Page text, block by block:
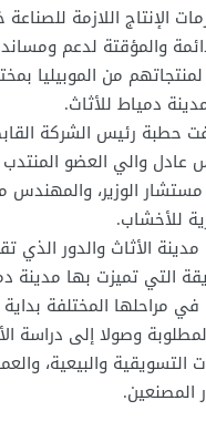
الإنتاج اللازمة
والمؤقتة لدعم
من الموبيليا
دمياط للأثاث.
حطبة رئيس الشركة
عادل والي العضو المنتدب
الوزير، والمهندس
للأخشاب.
الأثاث والدور الذي
التي تميزت بها مدينة
مراحلها المختلفة بداية
وصولا إلى دراسة
التسويقية والبيعية،
المصنعين.